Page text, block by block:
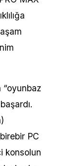
“oyunbaz
PC
konsolun